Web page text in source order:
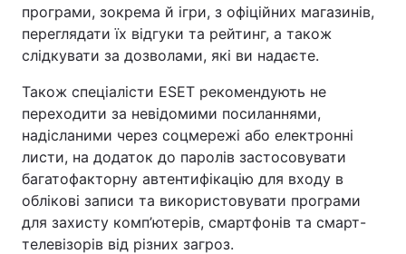
програми, зокрема й ігри, з офіційних магазинів,
переглядати їх відгуки та рейтинг, а також
слідкувати за дозволами, які ви надаєте.
Також спеціалісти ESET рекомендують не
переходити за невідомими посиланнями,
надісланими через соцмережі або електронні
листи, на додаток до паролів застосовувати
багатофакторну автентифікацію для входу в
облікові записи та використовувати програми
для захисту комп’ютерів, смартфонів та смарт-
телевізорів від різних загроз.